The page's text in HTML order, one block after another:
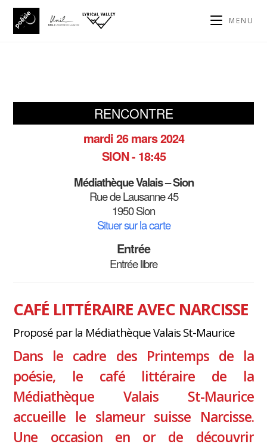
MENU
RENCONTRE
mardi 26 mars 2024
SION - 18:45
Médiathèque Valais – Sion
Rue de Lausanne 45
1950 Sion
Situer sur la carte
Entrée
Entrée libre
CAFÉ LITTÉRAIRE AVEC NARCISSE
Proposé par la Médiathèque Valais St-Maurice
Dans le cadre des Printemps de la
poésie, le café littéraire de la
Médiathèque Valais St-Maurice
accueille le slameur suisse Narcisse.
Une occasion en or de découvrir